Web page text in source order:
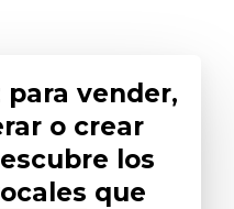
vender,
o crear
los
que